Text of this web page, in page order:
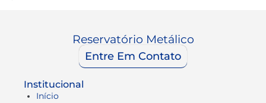
Reservatório Metálico
Entre Em Contato
Institucional
Início